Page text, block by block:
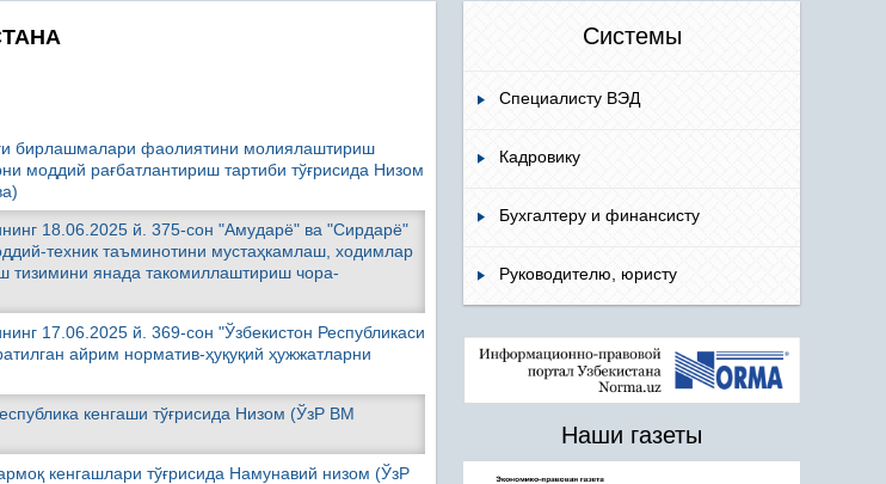
бирлашмалари фаолиятини молиялаштириш
моддий рағбатлантириш тартиби тўғрисида Низом
18.06.2025 й. 375-сон "Амударё" ва "Сирдарё"
техник таъминотини мустаҳкамлаш, ходимлар
тизимини янада такомиллаштириш чора-
17.06.2025 й. 369-сон "Ўзбекистон Республикаси
айрим норматив-ҳуқуқий ҳужжатларни
кенгаши тўғрисида Низом (ЎзР ВМ
кенгашлари тўғрисида Намунавий низом (ЎзР
Системы
Специалисту ВЭД
Кадровику
Бухгалтеру и финансисту
Руководителю, юристу
Наши газеты